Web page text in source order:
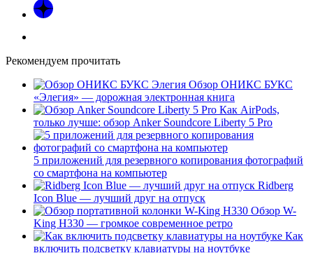
Рекомендуем прочитать
Обзор ОНИКС БУКС
«Элегия» — дорожная электронная книга
Как AirPods,
только лучше: обзор Anker Soundcore Liberty 5 Pro
5 приложений для резервного копирования фотографий
со смартфона на компьютер
Ridberg
Icon Blue — лучший друг на отпуск
Обзор W-
King H330 — громкое современное ретро
Как
включить подсветку клавиатуры на ноутбуке